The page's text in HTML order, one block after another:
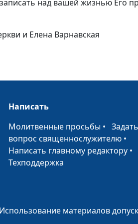
над вашей жизнью Его
и Елена Варнавская
Написать
Молитвенные просьбы •Задать
вопрос священнослужителю •
Написать главному редактору •
Техподдержка
материалов